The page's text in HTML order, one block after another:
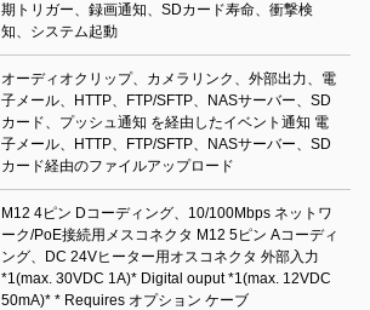
期トリガー、録画通知、SDカード寿命、衝撃検
知、システム起動
オーディオクリップ、カメラリンク、外部出力、電
子メール、HTTP、FTP/SFTP、NASサーバー、SD
カード、プッシュ通知 を経由したイベント通知 電
子メール、HTTP、FTP/SFTP、NASサーバー、SD
カード経由のファイルアップロード
M12 4ピン Dコーディング、10/100Mbps ネットワ
ーク/PoE接続用メスコネクタ M12 5ピン Aコーディ
ング、DC 24Vヒーター用オスコネクタ 外部入力
*1(max. 30VDC 1A)* Digital ouput *1(max. 12VDC
50mA)* * Requires オプション ケーブ